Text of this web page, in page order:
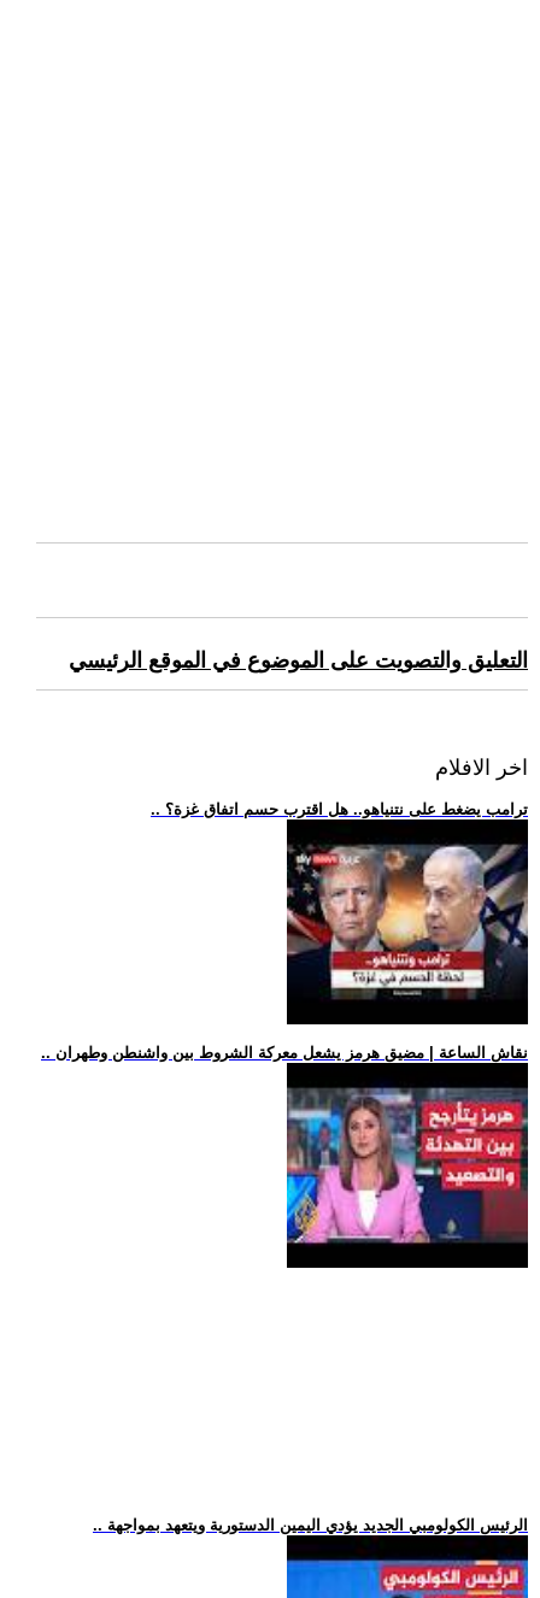
التعليق والتصويت على الموضوع في الموقع الرئيسي
اخر الافلام
.. ترامب يضغط على نتنياهو.. هل اقترب حسم اتفاق غزة؟
.. نقاش الساعة | مضيق هرمز يشعل معركة الشروط بين واشنطن وطهران
.. الرئيس الكولومبي الجديد يؤدي اليمين الدستورية ويتعهد بمواجهة